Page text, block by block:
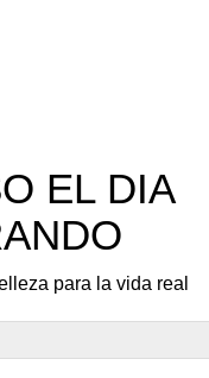
EL DIA
para la vida real